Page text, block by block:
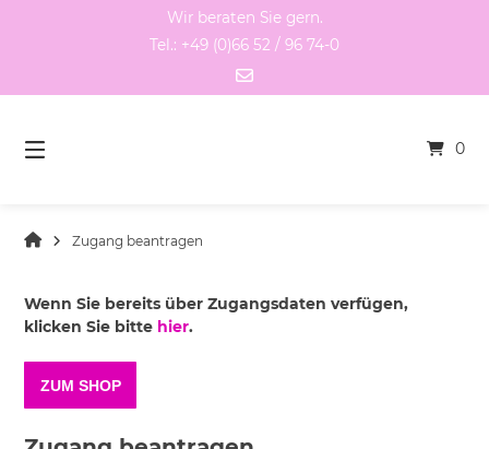
Wir beraten Sie gern.
Tel.: +49 (0)66 52 / 96 74-0
0
Zugang beantragen
Wenn Sie bereits über Zugangsdaten verfügen,
klicken Sie bitte hier.
ZUM SHOP